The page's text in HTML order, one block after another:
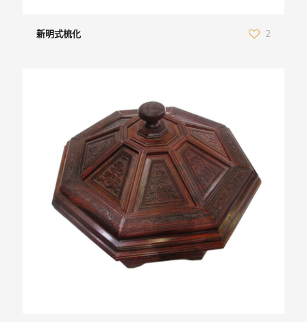
新明式梳化 2